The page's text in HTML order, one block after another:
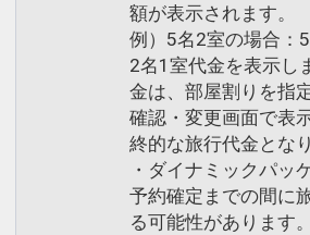
に、弥山の麓に開創したと
言宗御室派の大本山です。
にあり、宮島桟橋から歩
院からは対岸の町並みま
静かで穏やかな時間が流
◆宮島ロープウェイ
紅葉谷公園から展望台の
◆五重塔
高さ27.6メートル、和洋
美しい五重塔は、応永14
に建立されました。朱塗
変美しく、嚴島神社、千畳
島らしい風情のある景観
額が表示されます。
例）5名2室の場合：
2名1室代金を表示し
金は、部屋割りを指
確認・変更画面で表
終的な旅行代金とな
・ダイナミックパッ
予約確定までの間に
る可能性があります